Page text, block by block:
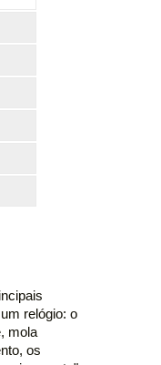
relógio: o
mola
os